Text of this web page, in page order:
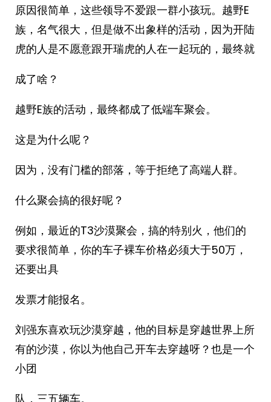
原因很简单，这些领导不爱跟一群小孩玩。越野E
族，名气很大，但是做不出象样的活动，因为开陆
虎的人是不愿意跟开瑞虎的人在一起玩的，最终就
成了啥？
越野E族的活动，最终都成了低端车聚会。
这是为什么呢？
因为，没有门槛的部落，等于拒绝了高端人群。
什么聚会搞的很好呢？
例如，最近的T3沙漠聚会，搞的特别火，他们的
要求很简单，你的车子裸车价格必须大于50万，
还要出具
发票才能报名。
刘强东喜欢玩沙漠穿越，他的目标是穿越世界上所
有的沙漠，你以为他自己开车去穿越呀？也是一个
小团
队，三五辆车。